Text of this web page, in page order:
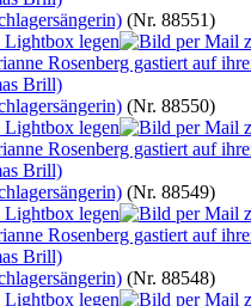
(Nr. 88551)
(Nr. 88550)
(Nr. 88549)
(Nr. 88548)